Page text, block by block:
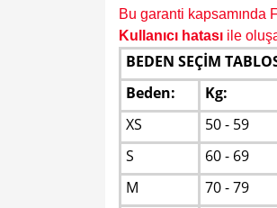
Bu garanti kapsamında
Kullanıcı hatası ile
BEDEN SEÇİM
Beden:
Kg:
XS
50 - 59
S
60 - 69
M
70 - 79